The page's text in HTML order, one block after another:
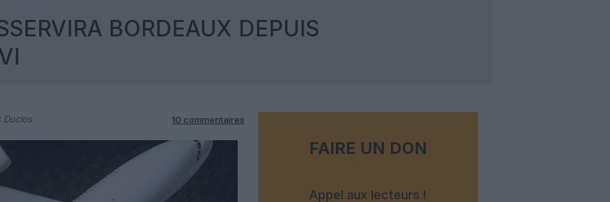
BORDEAUX DEPUIS
Duclos 10 commentaires
FAIRE UN DON
Appel aux lecteurs !